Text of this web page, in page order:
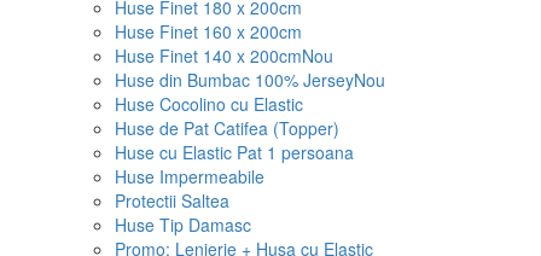
Huse Finet 180 x 200cm
Huse Finet 160 x 200cm
Huse Finet 140 x 200cmNou
Huse din Bumbac 100% JerseyNou
Huse Cocolino cu Elastic
Huse de Pat Catifea (Topper)
Huse cu Elastic Pat 1 persoana
Huse Impermeabile
Protectii Saltea
Huse Tip Damasc
Promo: Lenjerie + Husa cu Elastic